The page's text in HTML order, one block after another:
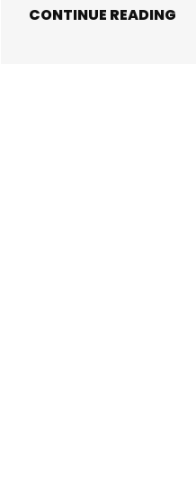
CONTINUE READING